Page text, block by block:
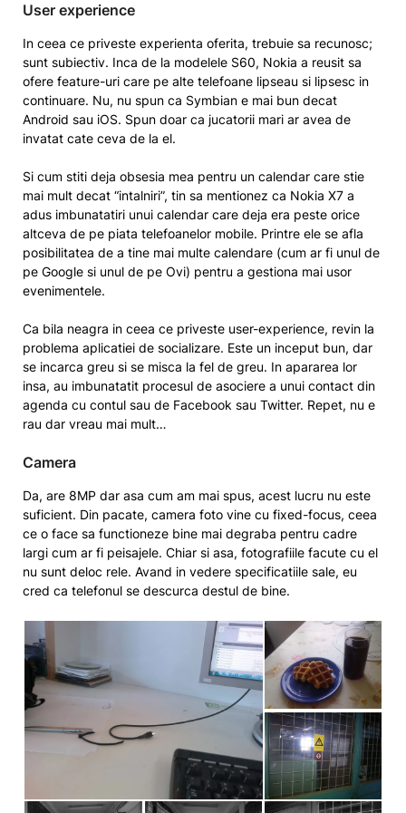
User experience
In ceea ce priveste experienta oferita, trebuie sa recunosc;
sunt subiectiv. Inca de la modelele S60, Nokia a reusit sa
ofere feature-uri care pe alte telefoane lipseau si lipsesc in
continuare. Nu, nu spun ca Symbian e mai bun decat
Android sau iOS. Spun doar ca jucatorii mari ar avea de
invatat cate ceva de la el.
Si cum stiti deja obsesia mea pentru un calendar care stie
mai mult decat “intalniri”, tin sa mentionez ca Nokia X7 a
adus imbunatatiri unui calendar care deja era peste orice
altceva de pe piata telefoanelor mobile. Printre ele se afla
posibilitatea de a tine mai multe calendare (cum ar fi unul de
pe Google si unul de pe Ovi) pentru a gestiona mai usor
evenimentele.
Ca bila neagra in ceea ce priveste user-experience, revin la
problema aplicatiei de socializare. Este un inceput bun, dar
se incarca greu si se misca la fel de greu. In apararea lor
insa, au imbunatatit procesul de asociere a unui contact din
agenda cu contul sau de Facebook sau Twitter. Repet, nu e
rau dar vreau mai mult…
Camera
Da, are 8MP dar asa cum am mai spus, acest lucru nu este
suficient. Din pacate, camera foto vine cu fixed-focus, ceea
ce o face sa functioneze bine mai degraba pentru cadre
largi cum ar fi peisajele. Chiar si asa, fotografiile facute cu el
nu sunt deloc rele. Avand in vedere specificatiile sale, eu
cred ca telefonul se descurca destul de bine.